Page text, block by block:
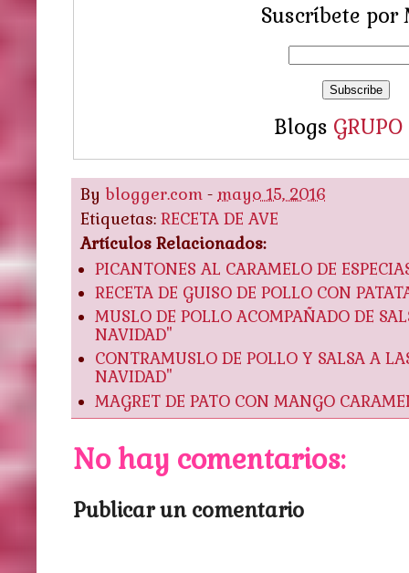
Suscríbete por
Blogs
By blogger.com - mayo 15, 2016
Etiquetas: RECETA DE AVE
Artículos Relacionados:
PICANTONES AL CARAMELO DE
RECETA DE GUISO DE POLLO CON
MUSLO DE POLLO ACOMPAÑADO DE
NAVIDAD"
CONTRAMUSLO DE POLLO Y SALSA A
NAVIDAD"
MAGRET DE PATO CON MANGO
No hay comentarios:
Publicar un comentario